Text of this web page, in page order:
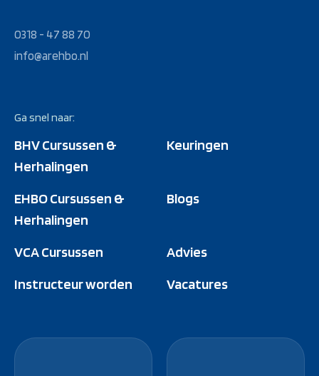
0318 - 47 88 70
info@arehbo.nl
Ga snel naar:
BHV Cursussen &
Herhalingen
Keuringen
EHBO Cursussen &
Herhalingen
Blogs
VCA Cursussen
Advies
Instructeur worden
Vacatures